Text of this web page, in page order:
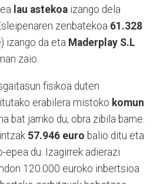
lau astekoa izango dela
zenbatekoa 61.328
izango da eta Maderplay S.L
zaio.
fisikoa duten
erabilera mistoko komun
bat jarriko du, obra zibila barne.
57.946 euro balio ditu eta
du. Izagirrek adierazi
120.000 euroko inbertsioa